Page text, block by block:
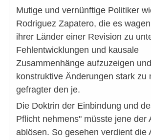
Mutige und vernünftige Politiker
Rodriguez Zapatero, die es
ihrer Länder einer Revision zu
Fehlentwicklungen und kausale
Zusammenhänge aufzuzeigen
konstruktive Änderungen stark zu
gefragter den je.
Die Doktrin der Einbindung und
Pflicht nehmens" müsste jene der
ablösen. So gesehen verdient die